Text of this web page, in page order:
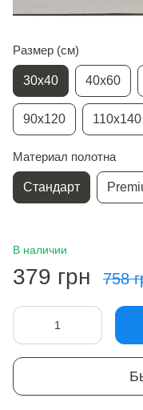
Размер (см)
30х40 40х60
90х120 110х140
Материал полотна
Стандарт
В наличии
379 грн 758